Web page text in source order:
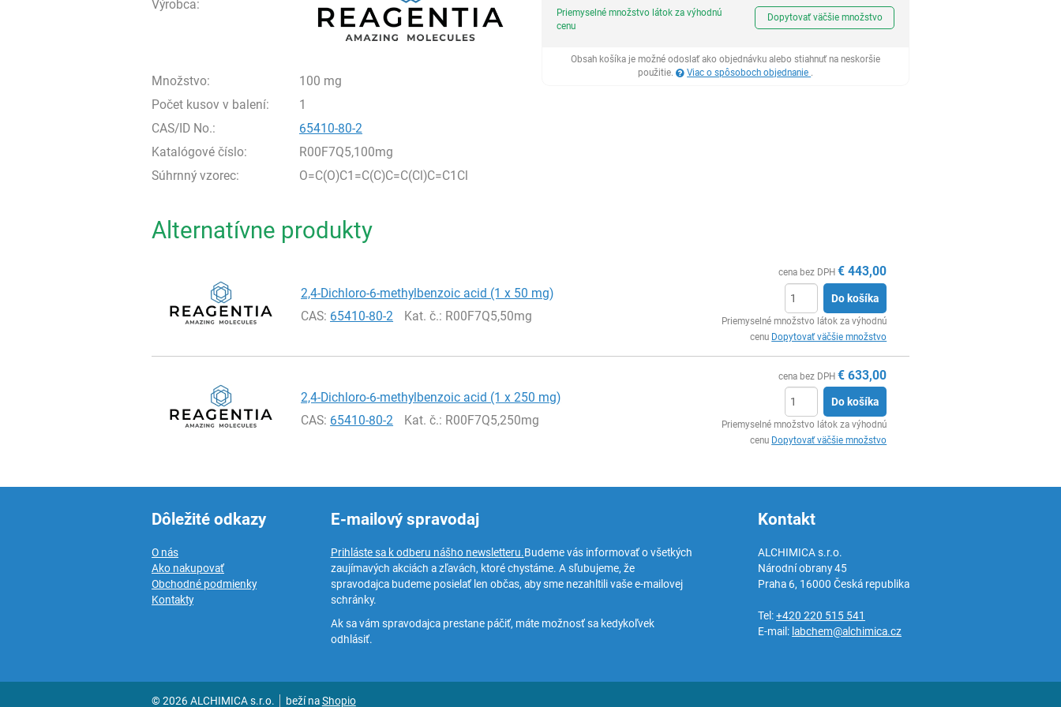
Výrobca:
Množstvo:
100 mg
Počet kusov v balení:
1
CAS/ID No.:
65410-80-2
Katalógové číslo:
R00F7Q5,100mg
Súhrnný vzorec:
O=C(O)C1=C(C)C=C(Cl)C=C1Cl
Ks
Priemyselné množstvo látok za výhodnú
cenu
Dopytovať väčšie množstvo
Obsah košíka je možné odoslať ako objednávku alebo stiahnuť na neskoršie
použitie.
Viac o spôsoboch objednanie .
Alternatívne produkty
2,4-Dichloro-6-methylbenzoic acid (1 x 50 mg)
CAS: 65410-80-2 Kat. č.: R00F7Q5,50mg
cena bez DPH € 443,00
Do košíka
Priemyselné množstvo látok za výhodnú
cenu Dopytovať väčšie množstvo
2,4-Dichloro-6-methylbenzoic acid (1 x 250 mg)
CAS: 65410-80-2 Kat. č.: R00F7Q5,250mg
cena bez DPH € 633,00
Do košíka
Priemyselné množstvo látok za výhodnú
cenu Dopytovať väčšie množstvo
Dôležité odkazy
O nás
Ako nakupovať
Obchodné podmienky
Kontakty
E-mailový spravodaj
Prihláste sa k odberu nášho newsletteru.Budeme vás informovať o všetkých
zaujímavých akciách a zľavách, ktoré chystáme. A sľubujeme, že
spravodajca budeme posielať len občas, aby sme nezahltili vaše e-mailovej
schránky.
Ak sa vám spravodajca prestane páčiť, máte možnosť sa kedykoľvek
odhlásiť.
Kontakt
ALCHIMICA s.r.o.
Národní obrany 45
Praha 6, 16000 Česká republika
Tel:+420 220 515 541
E-mail: labchem@alchimica.cz
© 2026 ALCHIMICA s.r.o. beží naShopio